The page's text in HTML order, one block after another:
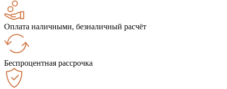
Оплата наличными, безналичный расчёт
Беспроцентная рассрочка